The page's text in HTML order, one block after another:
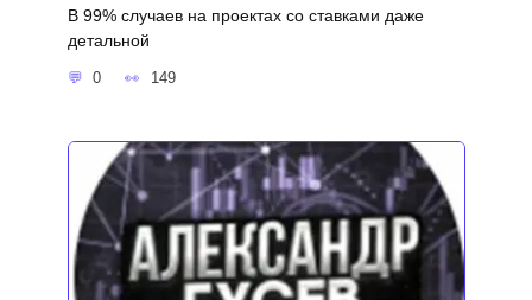
В 99% случаев на проектах со ставками даже
детальной
0 149